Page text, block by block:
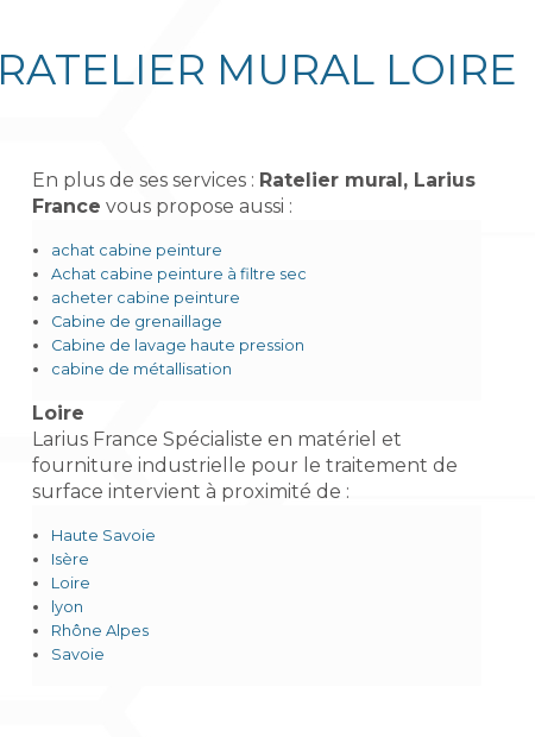
RATELIER MURAL LOIRE
En plus de ses services : Ratelier mural, Larius
France vous propose aussi :
achat cabine peinture
Achat cabine peinture à filtre sec
acheter cabine peinture
Cabine de grenaillage
Cabine de lavage haute pression
cabine de métallisation
Loire
Larius France Spécialiste en matériel et
fourniture industrielle pour le traitement de
surface intervient à proximité de :
Haute Savoie
Isère
Loire
lyon
Rhône Alpes
Savoie